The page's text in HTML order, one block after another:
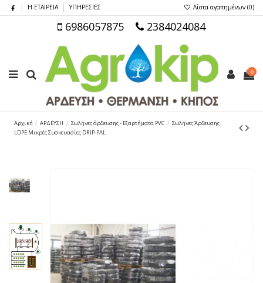
Η ΕΤΑΙΡΕΙΑ ΥΠΗΡΕΣΙΕΣ Λίστα αγαπημένων (0)
6986057875 2384024084
0
Αρχική ΑΡΔΕΥΣΗ Σωλήνες άρδευσης - Εξαρτήματα PVC
Σωλήνες Άρδευσης
LDPE Μικρές Συσκευασίες DRIP-PAL